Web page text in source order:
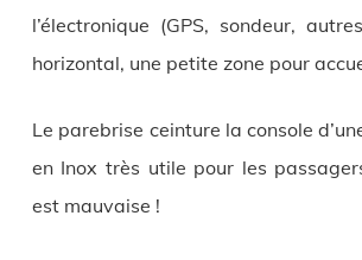
l’électronique (GPS, sondeur,
horizontal, une petite zone pour
Le parebrise ceinture la console
en Inox très utile pour les
est mauvaise !